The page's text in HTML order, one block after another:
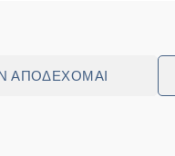
ΑΠΟΔΈΧΟΜΑΙ
Visa